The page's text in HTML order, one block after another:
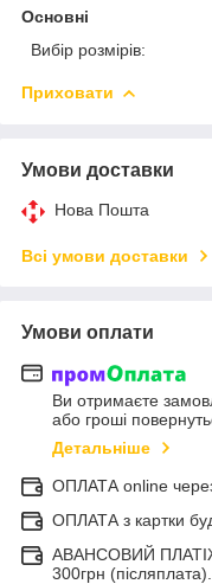
Основні
Вибір розмірів:
Приховати
Умови доставки
Нова Пошта
Всі умови доставки
Умови оплати
Ви отримаєте
або гроші
Детальніше
ОПЛАТА online
ОПЛАТА з картки
АВАНСОВИЙ
300грн